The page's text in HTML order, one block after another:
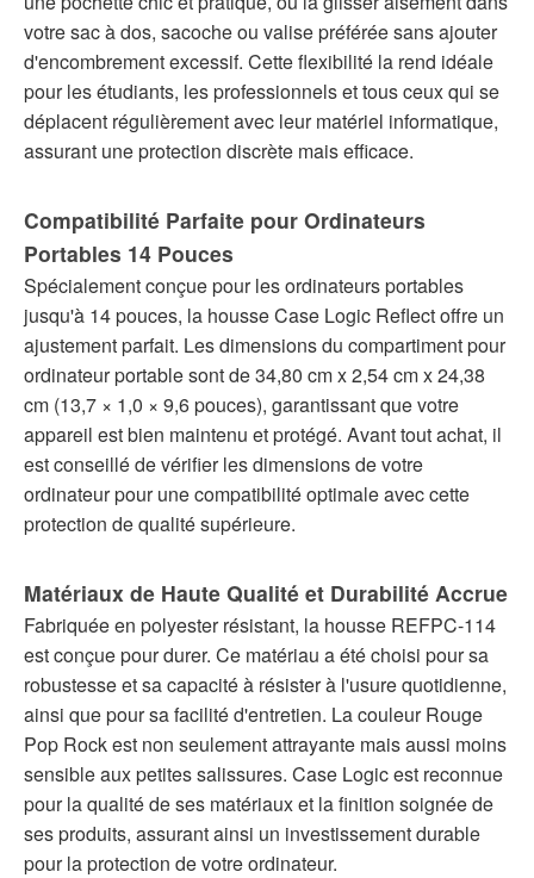
votre sac à dos, sacoche ou valise préférée sans ajouter
d'encombrement excessif. Cette flexibilité la rend idéale
pour les étudiants, les professionnels et tous ceux qui se
déplacent régulièrement avec leur matériel informatique,
assurant une protection discrète mais efficace.
Compatibilité Parfaite pour Ordinateurs
Portables 14 Pouces
Spécialement conçue pour les ordinateurs portables
jusqu'à 14 pouces, la housse Case Logic Reflect offre un
ajustement parfait. Les dimensions du compartiment pour
ordinateur portable sont de 34,80 cm x 2,54 cm x 24,38
cm (13,7 × 1,0 × 9,6 pouces), garantissant que votre
appareil est bien maintenu et protégé. Avant tout achat, il
est conseillé de vérifier les dimensions de votre
ordinateur pour une compatibilité optimale avec cette
protection de qualité supérieure.
Matériaux de Haute Qualité et Durabilité Accrue
Fabriquée en polyester résistant, la housse REFPC-114
est conçue pour durer. Ce matériau a été choisi pour sa
robustesse et sa capacité à résister à l'usure quotidienne,
ainsi que pour sa facilité d'entretien. La couleur Rouge
Pop Rock est non seulement attrayante mais aussi moins
sensible aux petites salissures. Case Logic est reconnue
pour la qualité de ses matériaux et la finition soignée de
ses produits, assurant ainsi un investissement durable
pour la protection de votre ordinateur.